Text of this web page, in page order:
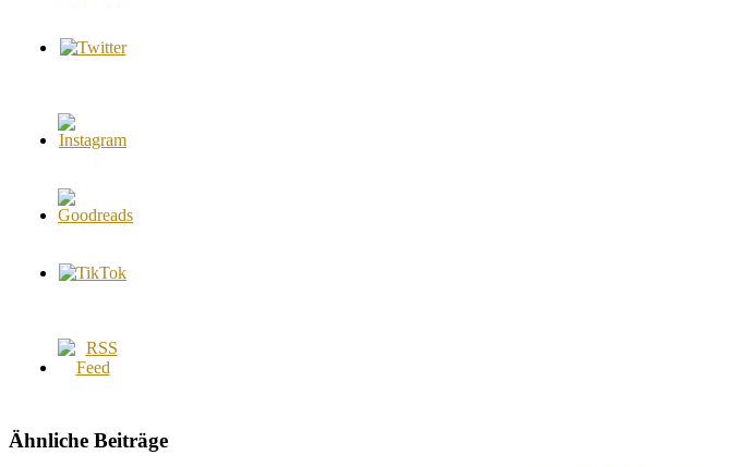
Ähnliche Beiträge